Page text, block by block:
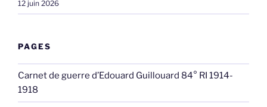
12 juin 2026
PAGES
Carnet de guerre d’Edouard Guillouard 84° RI 1914-
1918